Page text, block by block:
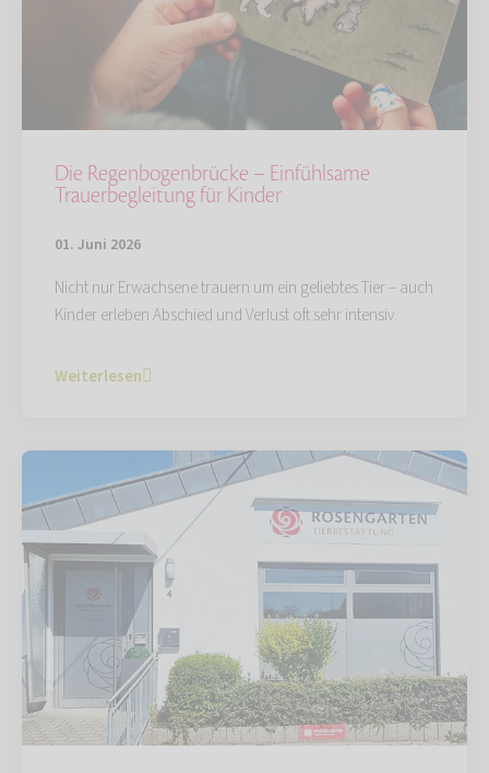
Die Regenbogenbrücke – Einfühlsame
Trauerbegleitung für Kinder
01. Juni 2026
Nicht nur Erwachsene trauern um ein geliebtes Tier – auch
Kinder erleben Abschied und Verlust oft sehr intensiv.
Weiterlesen